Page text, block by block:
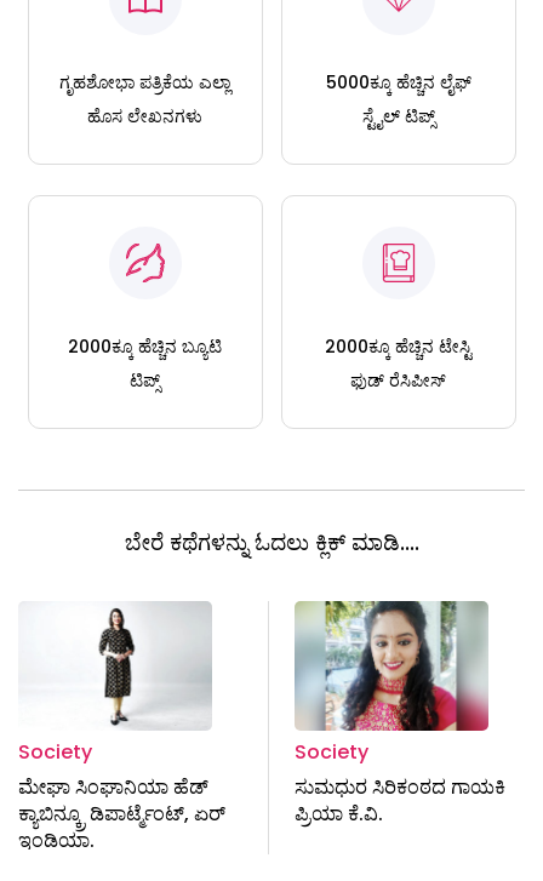
ಗೃಹಶೋಭಾ ಪತ್ರಿಕೆಯ ಎಲ್ಲಾ
ಹೊಸ ಲೇಖನಗಳು
5000ಕ್ಕೂ ಹೆಚ್ಚಿನ ಲೈಫ್
ಸ್ಟೈಲ್ ಟಿಪ್ಸ್
2000ಕ್ಕೂ ಹೆಚ್ಚಿನ ಬ್ಯೂಟಿ
ಟಿಪ್ಸ್
2000ಕ್ಕೂ ಹೆಚ್ಚಿನ ಟೇಸ್ಟಿ
ಫುಡ್ ರೆಸಿಪೀಸ್
ಬೇರೆ ಕಥೆಗಳನ್ನು ಓದಲು ಕ್ಲಿಕ್ ಮಾಡಿ....
Society
ಮೇಘಾ ಸಿಂಘಾನಿಯಾ ಹೆಡ್
ಕ್ಯಾಬಿನ್ಕ್ರೂ ಡಿಪಾರ್ಟ್ಮೆಂಟ್, ಏರ್
ಇಂಡಿಯಾ.
Society
ಸುಮಧುರ ಸಿರಿಕಂಠದ ಗಾಯಕಿ
ಪ್ರಿಯಾ ಕೆ.ವಿ.